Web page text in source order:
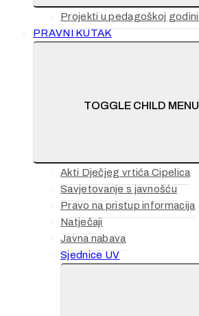
Projekti u pedagoškoj
PRAVNI KUTAK
TOGGLE CHILD MENU
Akti Dječjeg vrtića Cipelica
Savjetovanje s javnošću
Pravo na pristup informacija
Natječaji
Javna nabava
Sjednice UV